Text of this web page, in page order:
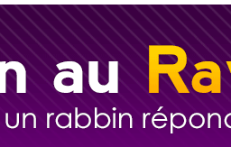
n°104 : Le Chabbath et le Birkat
une bénédiction